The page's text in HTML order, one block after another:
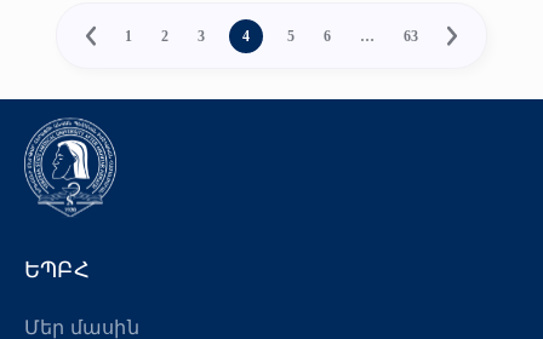
1 2 3 4 5 6 … 63
ԵՊԲՀ
Մեր մասին